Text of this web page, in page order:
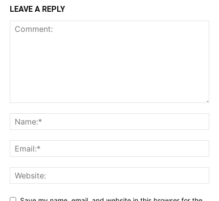
LEAVE A REPLY